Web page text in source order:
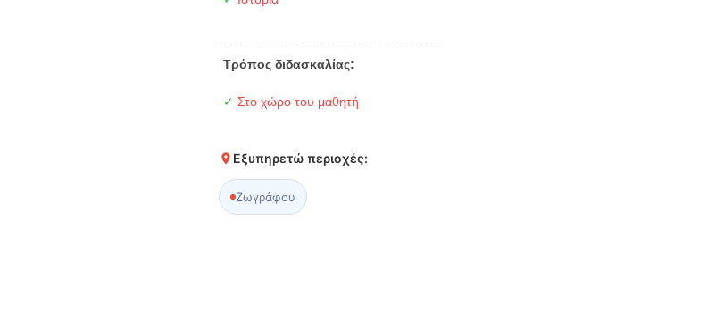
Τρόπος διδασκαλίας:
✓ Στο χώρο του μαθητή
Εξυπηρετώ περιοχές:
Ζωγράφου